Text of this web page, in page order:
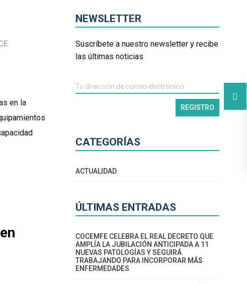
en la
NEWSLETTER
Suscríbete a nuestro newsletter y recibe
las últimas noticias
CATEGORÍAS
ACTUALIDAD
ÚLTIMAS ENTRADAS
COCEMFE CELEBRA EL REAL DECRETO QUE
AMPLÍA LA JUBILACIÓN ANTICIPADA A 11
NUEVAS PATOLOGÍAS Y SEGUIRÁ
TRABAJANDO PARA INCORPORAR MÁS
ENFERMEDADES